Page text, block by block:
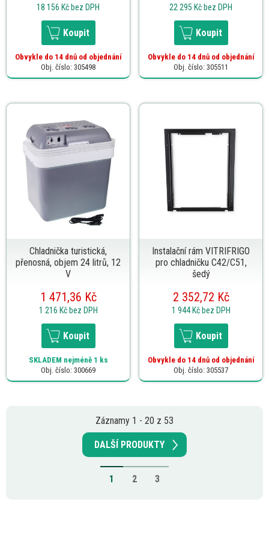
18 156 Kč bez DPH
Koupit
Obvykle do 14 dnů od objednání
Obj. číslo: 305498
22 295 Kč bez DPH
Koupit
Obvykle do 14 dnů od objednání
Obj. číslo: 305511
Chladnička turistická,
přenosná, objem 24 litrů, 12
V
1 471,36 Kč
1 216 Kč bez DPH
Koupit
SKLADEM nejméně 1 ks
Obj. číslo: 300669
Instalační rám VITRIFRIGO
pro chladničku C42/C51,
šedý
2 352,72 Kč
1 944 Kč bez DPH
Koupit
Obvykle do 14 dnů od objednání
Obj. číslo: 305537
Záznamy 1 - 20 z 53
DALŠÍ PRODUKTY
1 2 3